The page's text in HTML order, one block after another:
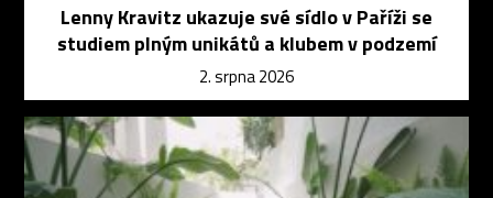
Lenny Kravitz ukazuje své sídlo v Paříži se
studiem plným unikátů a klubem v podzemí
2. srpna 2026